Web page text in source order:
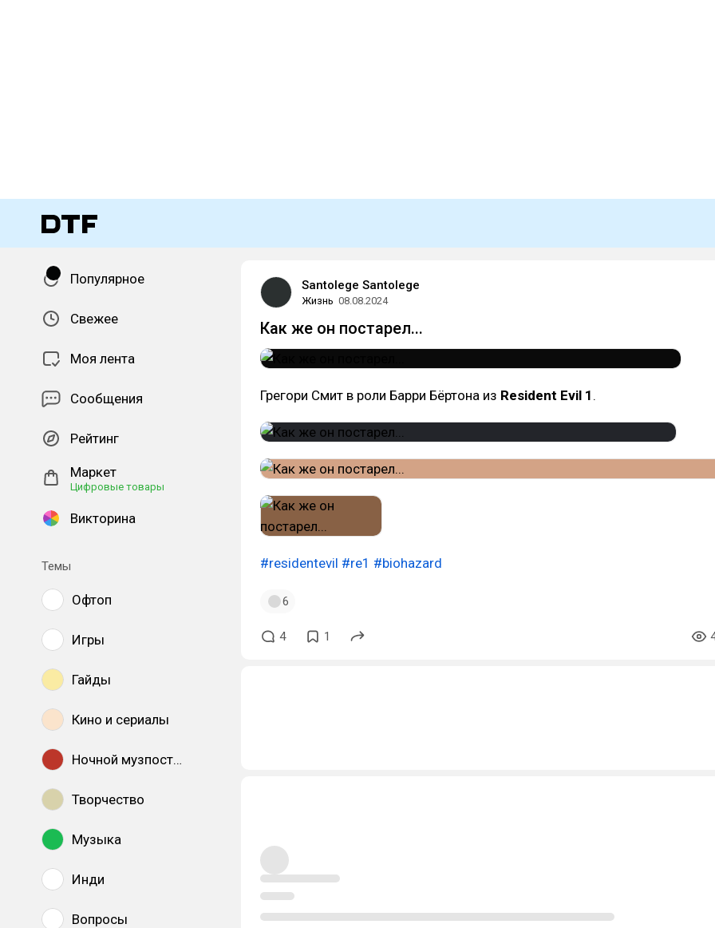
Популярное
Свежее
Моя лента
Сообщения
Рейтинг
Маркет
Цифровые товары
Викторина
Темы
Офтоп
Игры
Гайды
Кино и сериалы
Ночной музпостинг
Творчество
Музыка
Инди
Вопросы
Santolege Santolege
Жизнь 08.08.2024
Как же он постарел...
Грегори Смит в роли Барри Бёртона из Resident Evil 1 .
#residentevil #re1 #biohazard
6
4 1